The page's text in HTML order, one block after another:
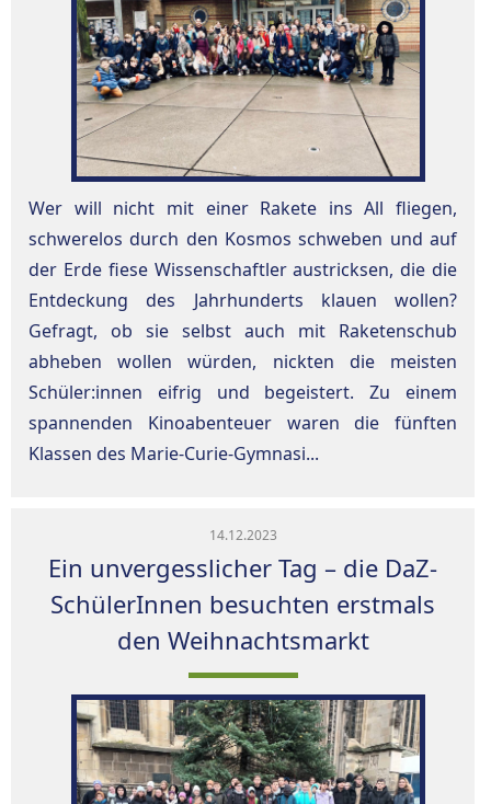
Wer will nicht mit einer Rakete ins All fliegen,
schwerelos durch den Kosmos schweben und auf
der Erde fiese Wissenschaftler austricksen, die die
Entdeckung des Jahrhunderts klauen wollen?
Gefragt, ob sie selbst auch mit Raketenschub
abheben wollen würden, nickten die meisten
Schüler:innen eifrig und begeistert. Zu einem
spannenden Kinoabenteuer waren die fünften
Klassen des Marie-Curie-Gymnasi...
14.12.2023
Ein unvergesslicher Tag – die DaZ-
SchülerInnen besuchten erstmals
den Weihnachtsmarkt